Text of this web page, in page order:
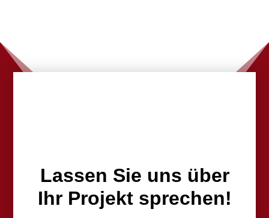
Lassen Sie uns über
Ihr Projekt sprechen!